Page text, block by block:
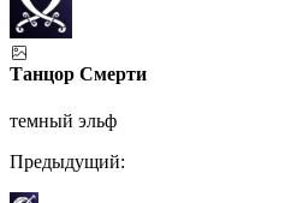
Танцор Смерти
темный эльф
Предыдущий: